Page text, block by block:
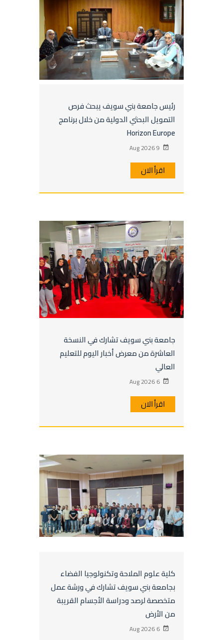
رئيس جامعة بني سويف يبحث فرص
التمويل البحثي الدولية من خلال برنامج
Horizon Europe
9 Aug 2026
اقرأ الان
جامعة بني سويف تشارك في النسخة
العاشرة من معرض أخبار اليوم للتعليم
العالي
6 Aug 2026
اقرأ الان
كلية علوم الملاحة وتكنولوجيا الفضاء
بجامعة بني سويف تشارك في ورشة عمل
متخصصة لرصد ودراسة الأجسام القريبة
من الأرض
6 Aug 2026